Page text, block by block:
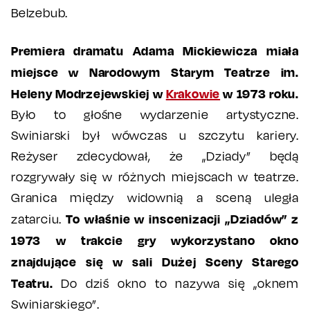
Belzebub.
Premiera dramatu Adama Mickiewicza miała
miejsce w Narodowym Starym Teatrze im.
Heleny Modrzejewskiej wKrakowiew 1973 roku.
Było to głośne wydarzenie artystyczne.
Swiniarski był wówczas u szczytu kariery.
Reżyser zdecydował, że „Dziady” będą
rozgrywały się w różnych miejscach w teatrze.
Granica między widownią a sceną uległa
zatarciu.To właśnie w inscenizacji „Dziadów” z
1973 w trakcie gry wykorzystano okno
znajdujące się w sali Dużej Sceny Starego
Teatru. Do dziś okno to nazywa się „oknem
Swiniarskiego”.